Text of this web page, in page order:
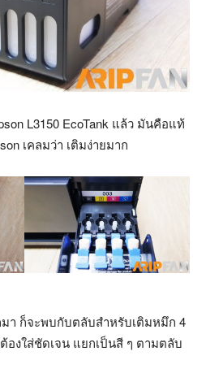
L3150 EcoTank แล้ว มันคือแท้
เคลมว่า เติมง่ายมาก
า ก็จะพบกับตลับสำหรับเติมหมึก 4
องใส่ชัดเจน แยกเป็นสี ๆ ตามตลับ